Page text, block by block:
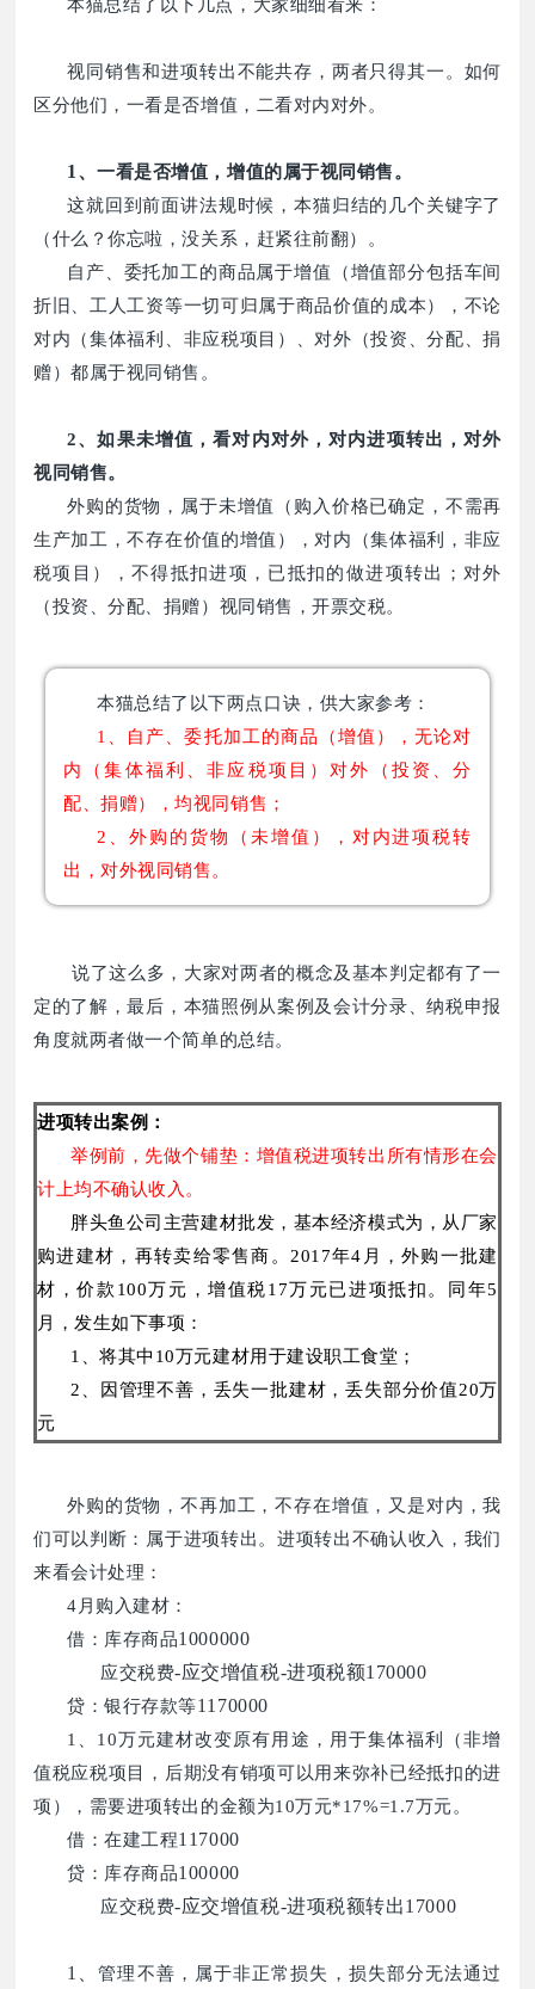
本猫总结了以下几点，大家细细看来：
视同销售和进项转出不能共存，两者只得其一。如何
区分他们，一看是否增值，二看对内对外。
1、一看是否增值，增值的属于视同销售。
这就回到前面讲法规时候，本猫归结的几个关键字了
（什么？你忘啦，没关系，赶紧往前翻）。
自产、委托加工的商品属于增值（增值部分包括车间
折旧、工人工资等一切可归属于商品价值的成本），不论
对内（集体福利、非应税项目）、对外（投资、分配、捐
赠）都属于视同销售。
2、如果未增值，看对内对外，对内进项转出，对外
视同销售。
外购的货物，属于未增值（购入价格已确定，不需再
生产加工，不存在价值的增值），对内（集体福利，非应
税项目），不得抵扣进项，已抵扣的做进项转出；对外
（投资、分配、捐赠）视同销售，开票交税。
本猫总结了以下两点口诀，供大家参考：
1、自产、委托加工的商品（增值），无论对
内（集体福利、非应税项目）对外（投资、分
配、捐赠），均视同销售；
2、外购的货物（未增值），对内进项税转
出，对外视同销售。
说了这么多，大家对两者的概念及基本判定都有了一
定的了解，最后，本猫照例从案例及会计分录、纳税申报
角度就两者做一个简单的总结。
进项转出案例：
举例前，先做个铺垫：增值税进项转出所有情形在会
计上均不确认收入。
胖头鱼公司主营建材批发，基本经济模式为，从厂家
购进建材，再转卖给零售商。2017年4月，外购一批建
材，价款100万元，增值税17万元已进项抵扣。同年5
月，发生如下事项：
1、将其中10万元建材用于建设职工食堂；
2、因管理不善，丢失一批建材，丢失部分价值20万
元
外购的货物，不再加工，不存在增值，又是对内，我
们可以判断：属于进项转出。进项转出不确认收入，我们
来看会计处理：
4月购入建材：
借：库存商品1000000
应交税费-应交增值税-进项税额170000
贷：银行存款等1170000
1、10万元建材改变原有用途，用于集体福利（非增
值税应税项目，后期没有销项可以用来弥补已经抵扣的进
项），需要进项转出的金额为10万元*17%=1.7万元。
借：在建工程117000
贷：库存商品100000
应交税费-应交增值税-进项税额转出17000
1、管理不善，属于非正常损失，损失部分无法通过